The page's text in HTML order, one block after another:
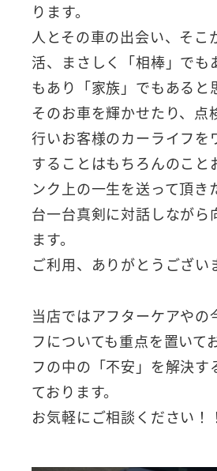
ります。
人とその車の出会い、そこ
活、まさしく「相棒」でも
もあり「家族」でもあると
そのお車を輝かせたり、点
行いお客様のカーライフを
することはもちろんのこと
ンク上の一生を送って頂き
台一台真剣に対話しながら
ます。
ご利用、ありがとうござい
当店ではアフターケアやの
フについても重点を置いて
フの中の「不安」を解決す
ております。
お気軽にご相談ください！！